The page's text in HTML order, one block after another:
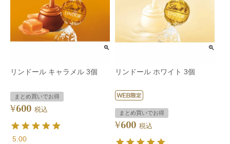
リンドール キャラメル 3個
まとめ買いでお得
¥600 税込
5.00
リンドール ホワイト 3個
まとめ買いでお得
¥600 税込